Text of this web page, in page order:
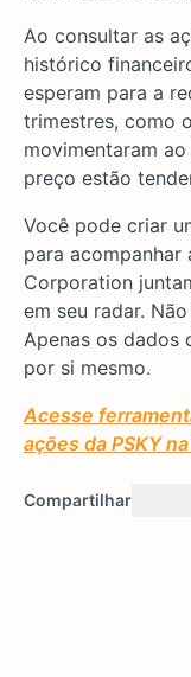
Ao consultar as
histórico
esperam para a
trimestres, como
movimentaram
preço estão
Você pode criar
para acompanhar
Corporation
em seu radar.
Apenas os dados
por si mesmo.
Acesse
ações da PSKY
Compartilhar